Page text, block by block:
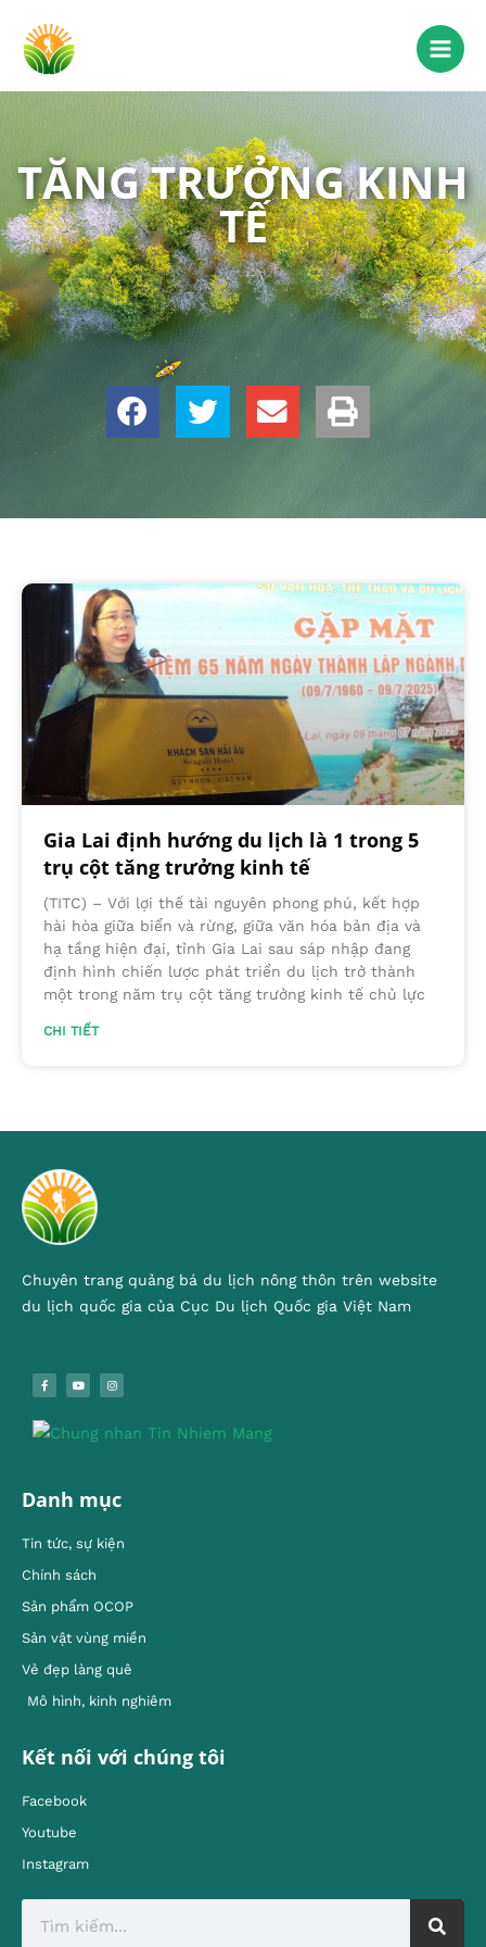
TĂNG TRƯỞNG KINH
TẾ
Gia Lai định hướng du lịch là 1 trong 5
trụ cột tăng trưởng kinh tế
(TITC) – Với lợi thế tài nguyên phong phú, kết hợp
hài hòa giữa biển và rừng, giữa văn hóa bản địa và
hạ tầng hiện đại, tỉnh Gia Lai sau sáp nhập đang
định hình chiến lược phát triển du lịch trở thành
một trong năm trụ cột tăng trưởng kinh tế chủ lực
CHI TIẾT
Chuyên trang quảng bá du lịch nông thôn trên website
du lịch quốc gia của Cục Du lịch Quốc gia Việt Nam
Danh mục
Tin tức, sự kiện
Chính sách
Sản phẩm OCOP
Sản vật vùng miền
Vẻ đẹp làng quê
Mô hình, kinh nghiêm
Kết nối với chúng tôi
Facebook
Youtube
Instagram